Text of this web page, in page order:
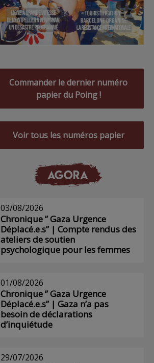
Commander le dernier numéro
papier du Poing !
Voir tous les numéros papier
AGORA
03/08/2026
Chronique ” Gaza Urgence
Déplacé.e.s” | Compte rendus des
ateliers de soutien
psychologique pour les femmes
01/08/2026
Chronique ” Gaza Urgence
Déplacé.e.s” | Gaza n’a pas
besoin de déclarations
d’inquiétude
29/07/2026